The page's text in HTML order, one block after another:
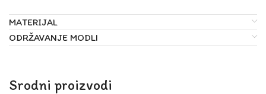
MATERIJAL
ODRŽAVANJE MODLI
Srodni proizvodi